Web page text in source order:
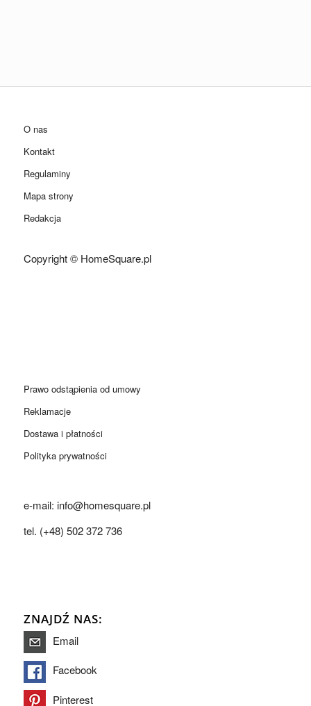
O nas
Kontakt
Regulaminy
Mapa strony
Redakcja
Copyright © HomeSquare.pl
Prawo odstąpienia od umowy
Reklamacje
Dostawa i płatności
Polityka prywatności
e-mail: info@homesquare.pl
tel. (+48) 502 372 736
ZNAJDŹ NAS:
Email
Facebook
Pinterest